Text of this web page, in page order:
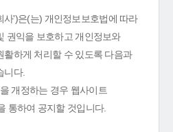
사')은(는) 개인정보보호법에 따라
권익을 보호하고 개인정보와
활하게 처리할 수 있도록 다음과
니다.
개정하는 경우 웹사이트
통하여 공지할 것입니다.